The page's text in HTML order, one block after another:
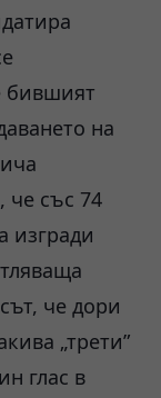
бившият
на
че със 74
изгради
че дори
„трети”
глас в